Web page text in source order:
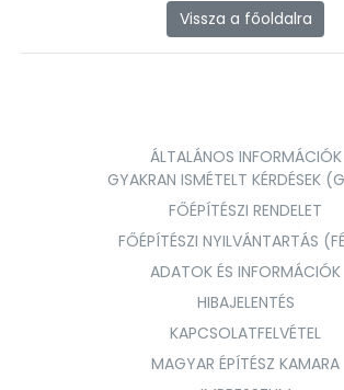
Vissza a főoldalra
ÁLTALÁNOS INFORMÁCIÓK
GYAKRAN ISMÉTELT KÉRDÉSEK
FŐÉPÍTÉSZI RENDELET
FŐÉPÍTÉSZI NYILVÁNTARTÁS
ADATOK ÉS INFORMÁCIÓK
HIBAJELENTÉS
KAPCSOLATFELVÉTEL
MAGYAR ÉPÍTÉSZ KAMARA